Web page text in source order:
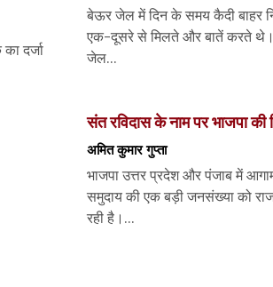
दर्जा
बेऊर जेल में दिन के समय कैदी बाहर
एक-दूसरे से मिलते और बातें करते
जेल...
संत रविदास के नाम पर भाजपा
अमित कुमार गुप्ता
भाजपा उत्तर प्रदेश और पंजाब में
समुदाय की एक बड़ी जनसंख्या को
रही है।...